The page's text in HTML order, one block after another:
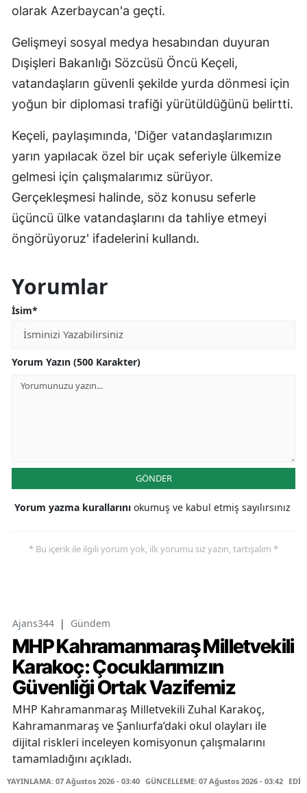
olarak Azerbaycan'a geçti.
Gelişmeyi sosyal medya hesabından duyuran
Dışişleri Bakanlığı Sözcüsü Öncü Keçeli,
vatandaşların güvenli şekilde yurda dönmesi için
yoğun bir diplomasi trafiği yürütüldüğünü belirtti.
Keçeli, paylaşımında, 'Diğer vatandaşlarımızın
yarın yapılacak özel bir uçak seferiyle ülkemize
gelmesi için çalışmalarımız sürüyor.
Gerçekleşmesi halinde, söz konusu seferle
üçüncü ülke vatandaşlarını da tahliye etmeyi
öngörüyoruz' ifadelerini kullandı.
Yorumlar
İsim*
Yorum Yazın (500 Karakter)
GÖNDER
Yorum yazma kurallarını okumuş ve kabul etmiş sayılırsınız
* Bu içerik ile ilgili yorum yok, ilk yorumu siz yazın, tartışalım *
Ajans344 | Gündem
MHP Kahramanmaraş Milletvekili
Karakoç: Çocuklarımızın
Güvenliği Ortak Vazifemiz
MHP Kahramanmaraş Milletvekili Zuhal Karakoç,
Kahramanmaraş ve Şanlıurfa’daki okul olayları ile
dijital riskleri inceleyen komisyonun çalışmalarını
tamamladığını açıkladı.
YAYINLAMA: 07 Ağustos 2026 - 03:40 GÜNCELLEME: 07 Ağustos 2026 - 03:42